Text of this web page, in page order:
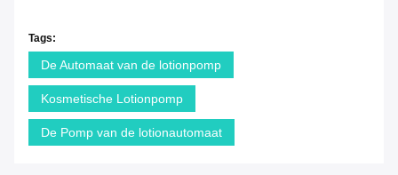
Tags:
De Automaat van de lotionpomp
Kosmetische Lotionpomp
De Pomp van de lotionautomaat